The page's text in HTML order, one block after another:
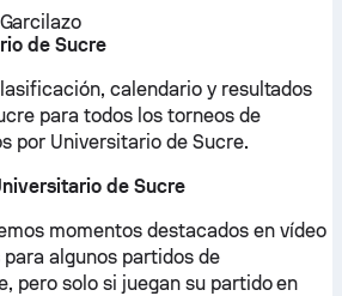
de Sucre
calendario y resultados
para todos los torneos de
por Universitario de Sucre.
de Sucre
momentos destacados en vídeo
algunos partidos de
pero solo si juegan su partido en